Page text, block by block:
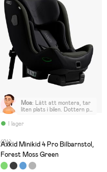
I lager
Moa: Lätt att montera, tar
liten plats i bilen. Dottern på
jättebra i den. Gott om
(24)
Axkid Minikid 4 Pro Bilbarnstol,
Forest Moss Green